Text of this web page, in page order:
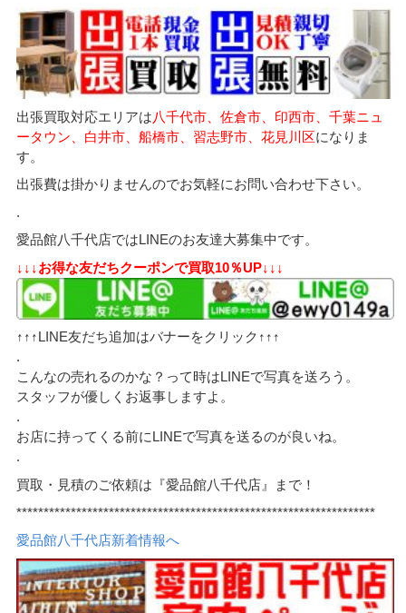
出張買取対応エリアは八千代市、佐倉市、印西市、千葉ニュ
ータウン、白井市、船橋市、習志野市、花見川区になりま
す。
出張費は掛かりませんのでお気軽にお問い合わせ下さい。
.
愛品館八千代店ではLINEのお友達大募集中です。
↓↓↓お得な友だちクーポンで買取10％UP↓↓↓
↑↑↑LINE友だち追加はバナーをクリック↑↑↑
.
こんなの売れるのかな？って時はLINEで写真を送ろう。
スタッフが優しくお返事しますよ。
.
お店に持ってくる前にLINEで写真を送るのが良いね。
.
買取・見積のご依頼は『愛品館八千代店』まで！
******************************************************************
愛品館八千代店新着情報へ